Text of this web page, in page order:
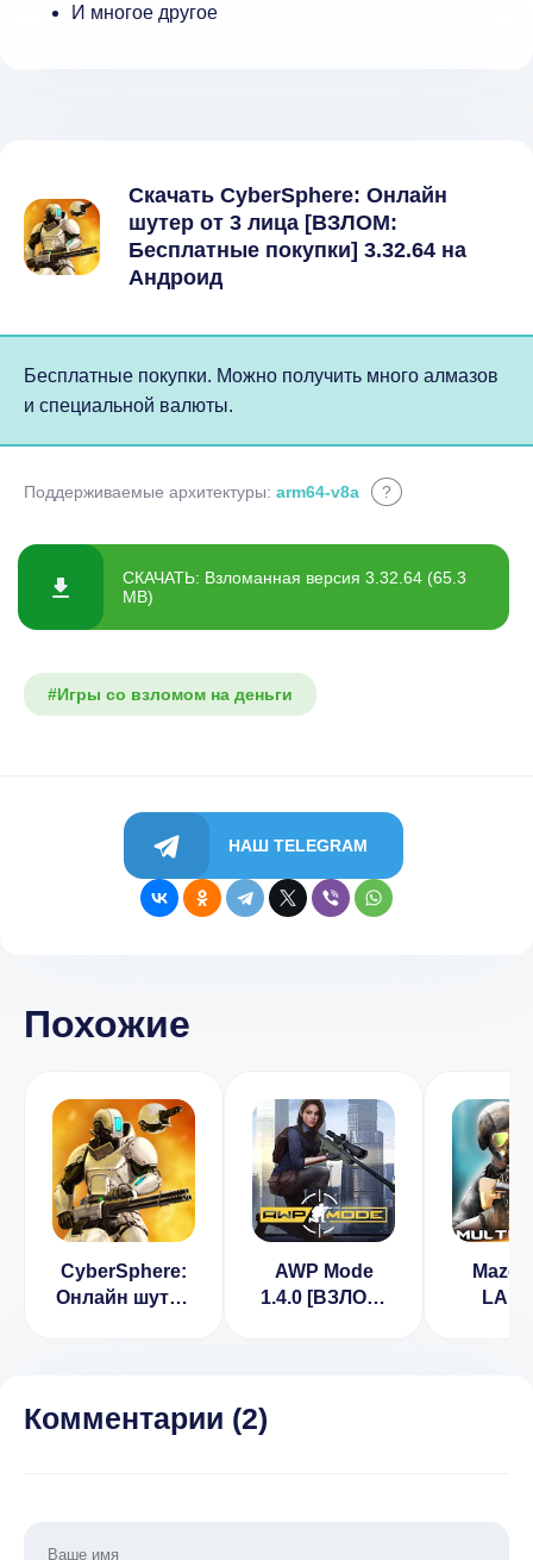
И многое другое
Скачать CyberSphere: Онлайн
шутер от 3 лица [ВЗЛОМ:
Бесплатные покупки] 3.32.64 на
Андроид
Бесплатные покупки. Можно получить много алмазов
и специальной валюты.
Поддерживаемые архитектуры: arm64-v8a ?
СКАЧАТЬ: Взломанная версия 3.32.64 (65.3
MB)
#Игры со взломом на деньги
НАШ TELEGRAM
Похожие
CyberSphere:
Онлайн шутер
2.12.10
AWP Mode
1.4.0 [ВЗЛОМ:
LAN
Комментарии (2)